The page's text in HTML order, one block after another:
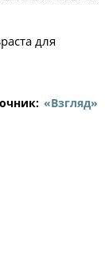
для
«Взгляд»